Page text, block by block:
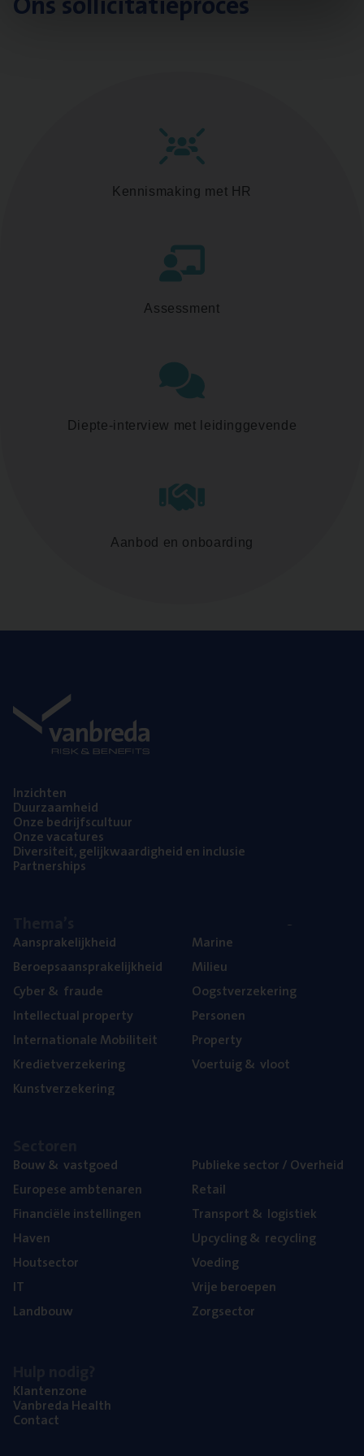
Kennismaking met HR
Assessment
Diepte-interview met leidinggevende
Aanbod en onboarding
Inzich­ten
Duur­zaam­heid
Onze bedrijfs­cul­tuur
Onze vaca­tu­res
Diver­si­teit, gelijk­waar­dig­heid en inclusie
Part­ner­ships
Aan­spra­ke­lijk­heid
Beroeps­aan­spra­ke­lijk­heid
Cyber& fraude
Intel­lec­tu­al property
Inter­na­ti­o­na­le Mobiliteit
Kre­diet­ver­ze­ke­ring
Kunst­ver­ze­ke­ring
Mari­ne
Mili­eu
Oogst­ver­ze­ke­ring
Per­so­nen
Pro­per­ty
Voer­tuig& vloot
Bouw& vastgoed
Euro­pe­se ambtenaren
Finan­ci­ë­le instellingen
Haven
Hout­sec­tor
IT
Land­bouw
Publie­ke sec­tor / Overheid
Retail
Trans­port& logistiek
Upcy­cling& recycling
Voe­ding
Vrije beroe­pen
Zorg­sec­tor
Klan­ten­zo­ne
Van­b­re­da Health
Con­tact